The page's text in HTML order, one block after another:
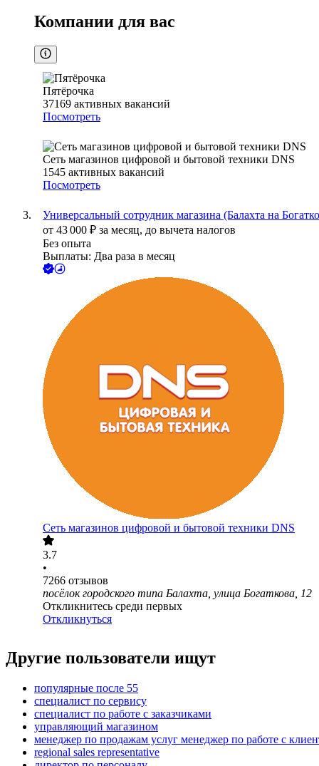
Компании для вас
Пятёрочка
37169 активных вакансий
Посмотреть
Сеть магазинов цифровой и бытовой техники DNS
1545 активных вакансий
Посмотреть
Универсальный сотрудник магазина (Балахта на
от 43 000 ₽ за месяц, до вычета налогов
Без опыта
Выплаты: Два раза в месяц
Сеть магазинов цифровой и бытовой техники DNS
3.7
•
7266 отзывов
посёлок городского типа Балахта, улица Богаткова, 12
Откликнитесь среди первых
Откликнуться
Другие пользователи ищут
популярные после 55
специалист по сервису
специалист по работе с заказчиками
управляющий магазином
менеджер по продажам услуг менеджер по работе с
regional sales representative